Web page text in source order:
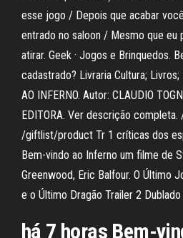
esse jogo / Depois que acabar
entrado no saloon / Mesmo que eu
atirar. Geek · Jogos e Brinquedos.
cadastrado? Livraria Cultura; Livros;
AO INFERNO. Autor: CLAUDIO
EDITORA. Ver descrição
/giftlist/product Tr 1 críticas dos
Bem-vindo ao Inferno um filme de
Greenwood, Eric Balfour. O Último
e o Último Dragão Trailer 2 Dublado
há 7 horas Bem-